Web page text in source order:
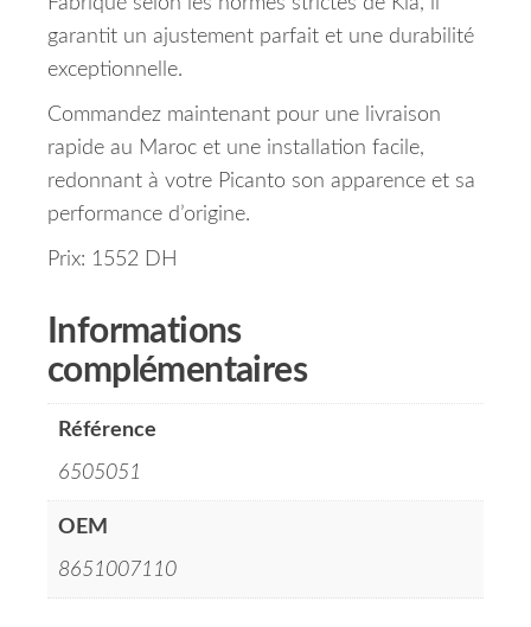
garantit un ajustement parfait et une durabilité
exceptionnelle.
Commandez maintenant pour une livraison
rapide au Maroc et une installation facile,
redonnant à votre Picanto son apparence et sa
performance d’origine.
Prix: 1552 DH
Informations
complémentaires
Référence
6505051
OEM
8651007110